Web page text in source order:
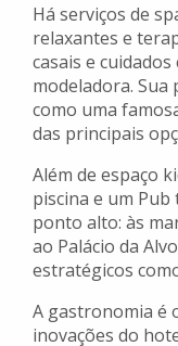
Há serviços de
relaxantes e
casais e
modeladora. Sua
como uma
das principais
Além de espaço
piscina e um
ponto alto: às
ao Palácio da
estratégicos
A gastronomia é
inovações do